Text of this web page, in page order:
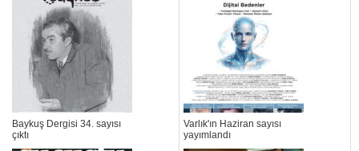
Baykuş Dergisi 34. sayısı
çıktı
Varlık'ın Haziran sayısı
yayımlandı